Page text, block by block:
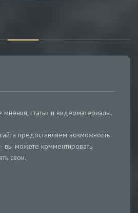
статьи и видеоматериалы.
предоставляем возможность
вы можете комментировать
свои.